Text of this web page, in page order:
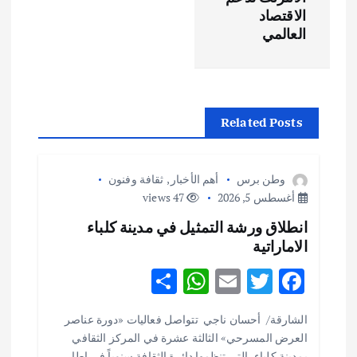
ت
الاقتصاد
العالمي
Related Posts
وطن برس أهم الأخبار , ثقافة وفنون
أغسطس 5, 2026
47 views
انطلاق ورشة التمثيل في مدينة كلباء
الاماراتية
F
ac
e
T
w
it
E
ai
W
h
at
h
ar
الشارقة/ أحسان ناجي تتواصل فعاليات «دورة عناصر
العرض المسرحي» الثالثة عشرة في المركز الثقافي